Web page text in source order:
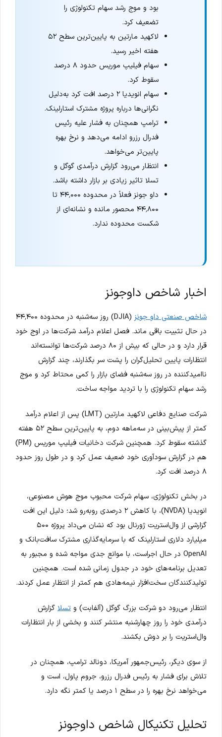
بود و موج رشد سهام تکنولوژی را
تضعیف کرد.
لاکهید مارتین به پایین‌ترین سطح ۵۲
هفته اخیر رسید.
سهام فیلیپ موریس حدود ۸ درصد
سقوط کرد.
سهام انویدیا ۲ درصد افت کرد به‌دلیل
نگرانی‌ها درباره پروژه مشترک استارلینک.
ترامپ همچنان به فشار علیه رئیس
فدرال رزرو ادامه می‌دهد و نرخ بهره
پایین‌تر می‌خواهد.
انتظار می‌رود گزارش درآمدی گوگل و
تسلا تاثیر زیادی بر بازار داشته باشد.
داو جونز فعلاً در محدوده ۴۴٬۰۰۰ تا
۴۴٬۸۰۰ محصور مانده و نشانه‌ای از
شکست محدوده ندارد.
اخبار شاخص داوجونز
شاخص صنعتی داو جونز
(DJIA) روز سه‌شنبه در محدوده ۴۴٬۴۰۰
در حال تثبیت باقی ماند. فصل اعلام درآمد شرکت‌ها در اوج خود
قرار دارد و در حالی که بیش از ۸۰ درصد شرکت‌ها توانسته‌اند
انتظارات پایین تحلیل‌گران را پشت سر بگذارند، چند گزارش
ناامیدکننده در روز سه‌شنبه فضای بازار را کمی محتاط کرد و موج
رشد سهام تکنولوژی را با تردید مواجه ساخت.
شرکت صنایع دفاعی لاکهید مارتین (LMT) پس از اعلام درآمد
کمتر از پیش‌بینی در سه‌ماهه دوم، به پایین‌ترین سطح ۵۲ هفته
گذشته سقوط کرد. همچنین شرکت دخانیات فیلیپ موریس (PM)
هم در گزارش سودآوری خود ضعیف عمل کرد و در طول روز حدود
۸ درصد افت کرد.
در بخش تکنولوژی، سهام شرکت محبوب موج هوش مصنوعی،
انویدیا (NVDA)، با کاهش ۲ درصدی روبه‌رو شد؛ دلیل این افت
گزارشی از وال‌استریت ژورنال بود که نشان می‌داد پروژه ۵۰۰
میلیارد دلاری استارلینک که با سرمایه‌گذاری مشترک سافت‌بانک و
OpenAI در حال اجراست، با موانع جدی مواجه شده و مجبور به
تعدیل برنامه‌های خود در جدول زمانی شده است. همچنین
تولیدکنندگان سخت‌افزار نیمه‌هادی هم کمتر از انتظار عمل کردند.
انتظار می‌رود دو شرکت بزرگ گوگل (آلفابت) و تسلا گزارش
درآمدی خود را روز چهارشنبه منتشر کنند و بخشی از بار انتظارات
وال‌استریت را بر دوش بکشند.
از سوی دیگر، رئیس‌جمهور آمریکا، دونالد ترامپ، همچنان در
تلاش برای فشار به رئیس فدرال رزرو، جروم پاول، است و
می‌خواهد نرخ بهره را در سطح ۱ درصد یا کمتر نگه دارد.
تحلیل تکنیکال شاخص داوجونز